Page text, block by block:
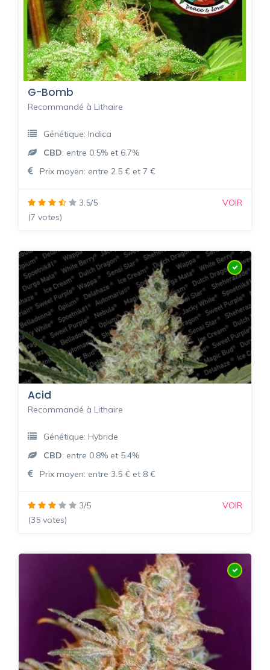
G-Bomb
Recommandé à Lithaire
Génétique: Indica
CBD: entre 0.5% et 6.7%
Prix moyen: entre 2.5 € et 7 €
3.5/5
(7 votes)
VOIR
Acid
Recommandé à Lithaire
Génétique: Hybride
CBD: entre 0.8% et 5.4%
Prix moyen: entre 3.5 € et 8 €
3/5
(35 votes)
VOIR